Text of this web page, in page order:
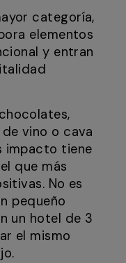
categoría,
elementos
y entran
vino o cava
impacto tiene
que más
No es
pequeño
un hotel de 3
el mismo